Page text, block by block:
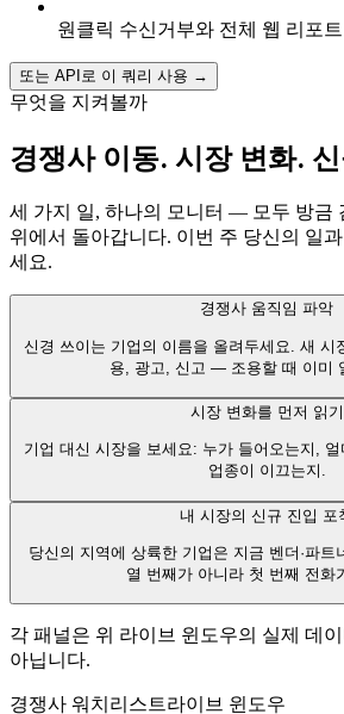
원클릭 수신거부와 전체 웹 리포트
또는 API로 이 쿼리 사용 →
무엇을 지켜볼까
경쟁사 이동. 시장 변화.
세 가지 일, 하나의 모니터 — 모두 방금
위에서 돌아갑니다. 이번 주 당신의 일
세요.
경쟁사 움직임 파악
신경 쓰이는 기업의 이름을 올려두세요. 새
용, 광고, 신고 — 조용할 때 이미
시장 변화를 먼저 읽기
기업 대신 시장을 보세요: 누가 들어오는지,
업종이 이끄는지.
내 시장의 신규 진입 포
당신의 지역에 상륙한 기업은 지금 벤더·파
열 번째가 아니라 첫 번째 전화
각 패널은 위 라이브 윈도우의 실제 데
아닙니다.
경쟁사 워치리스트라이브 윈도우